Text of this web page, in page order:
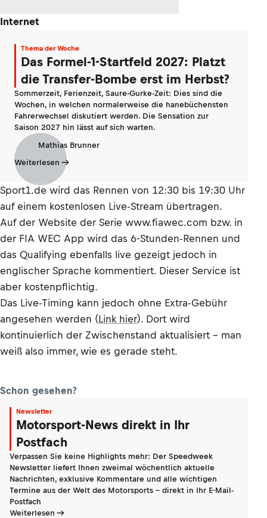
Internet
Thema der Woche
Das Formel-1-Startfeld 2027: Platzt
die Transfer-Bombe erst im Herbst?
Sommerzeit, Ferienzeit, Saure-Gurke-Zeit: Dies sind die
Wochen, in welchen normalerweise die hanebüchensten
Fahrerwechsel diskutiert werden. Die Sensation zur
Saison 2027 hin lässt auf sich warten.
Mathias Brunner
Weiterlesen
Sport1.de wird das Rennen von 12:30 bis 19:30 Uhr
auf einem kostenlosen Live-Stream übertragen.
Auf der Website der Serie www.fiawec.com bzw. in
der FIA WEC App wird das 6-Stunden-Rennen und
das Qualifying ebenfalls live gezeigt jedoch in
englischer Sprache kommentiert. Dieser Service ist
aber kostenpflichtig.
Das Live-Timing kann jedoch ohne Extra-Gebühr
angesehen werden (Link hier). Dort wird
kontinuierlich der Zwischenstand aktualisiert – man
weiß also immer, wie es gerade steht.
Schon gesehen?
Newsletter
Motorsport-News direkt in Ihr
Postfach
Verpassen Sie keine Highlights mehr: Der Speedweek
Newsletter liefert Ihnen zweimal wöchentlich aktuelle
Nachrichten, exklusive Kommentare und alle wichtigen
Termine aus der Welt des Motorsports - direkt in Ihr E-Mail-
Postfach
Weiterlesen